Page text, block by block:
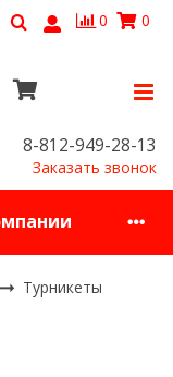
0 0
8-812-949-28-13
Заказать звонок
Турникеты